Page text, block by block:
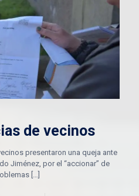
de vecinos
presentaron una queja ante
Jiménez, por el “accionar” de